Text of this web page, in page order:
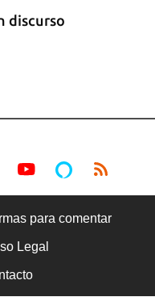
discurso
de 2026
para comentar
Legal